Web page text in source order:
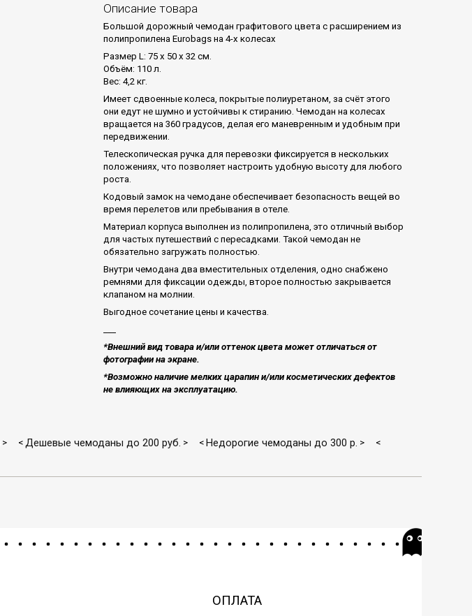
Описание товара
Большой дорожный чемодан графитового цвета с расширением из
полипропилена Eurobags на 4-х колесах
Размер L: 75 x 50 x 32 см.
Объём: 110 л.
Вес: 4,2 кг.
Имеет сдвоенные колеса, покрытые полиуретаном, за счёт этого
они едут не шумно и устойчивы к стиранию. Чемодан на колесах
вращается на 360 градусов, делая его маневренным и удобным при
передвижении.
Телескопическая ручка для перевозки фиксируется в нескольких
положениях, что позволяет настроить удобную высоту для любого
роста.
Кодовый замок на чемодане обеспечивает безопасность вещей во
время перелетов или пребывания в отеле.
Материал корпуса выполнен из полипропилена, это отличный выбор
для частых путешествий с пересадками. Такой чемодан не
обязательно загружать полностью.
Внутри чемодана два вместительных отделения, одно снабжено
ремнями для фиксации одежды, второе полностью закрывается
клапаном на молнии.
Выгодное сочетание цены и качества.
*Внешний вид товара и/или оттенок цвета может отличаться от
фотографии на экране.
*Возможно наличие мелких царапин и/или косметических дефектов
не влияющих на эксплуатацию​.
> < Дешевые чемоданы до 200 руб. > < Недорогие чемоданы до 300 р. > <
ОПЛАТА